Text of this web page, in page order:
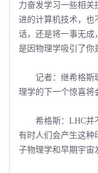
力奋发学习一些相关
进的计算机技术，也
话，还是将一事无成
是因物理学吸引了你
记者：继希格斯玻
理学的下一个惊喜将
希格斯：LHC并不
有时人们会产生这种
子物理学和早期宇宙